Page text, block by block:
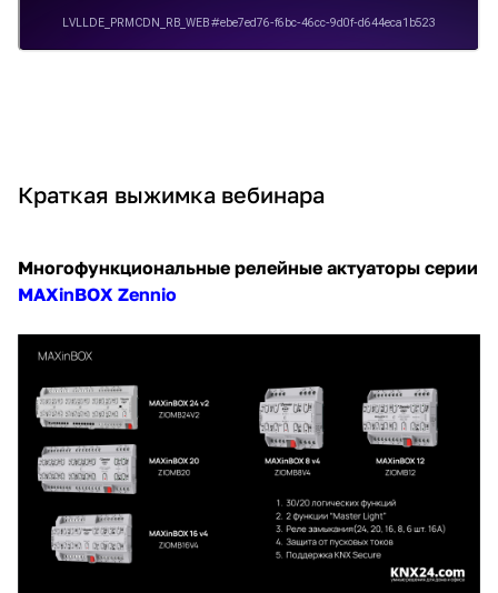
Краткая выжимка вебинара
Многофункциональные релейные актуаторы серии
MAXinBOX Zennio